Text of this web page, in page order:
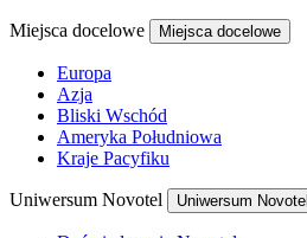
Miejsca docelowe Miejsca docelowe
Europa
Azja
Bliski Wschód
Ameryka Południowa
Kraje Pacyfiku
Uniwersum Novotel Uniwersum Novotel